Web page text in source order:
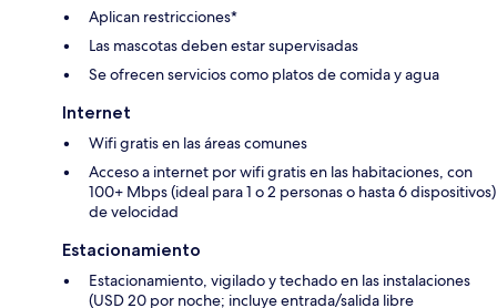
Aplican restricciones*
Las mascotas deben estar supervisadas
Se ofrecen servicios como platos de comida y agua
Internet
Wifi gratis en las áreas comunes
Acceso a internet por wifi gratis en las habitaciones, con
100+ Mbps (ideal para 1 o 2 personas o hasta 6 dispositivos)
de velocidad
Estacionamiento
Estacionamiento, vigilado y techado en las instalaciones
(USD 20 por noche; incluye entrada/salida libre